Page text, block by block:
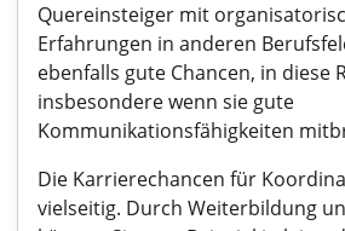
Quereinsteiger mit
Erfahrungen in anderen
ebenfalls gute Chancen, in diese
insbesondere wenn sie gute
Kommunikationsfähigkeiten
Die Karrierechancen für
vielseitig. Durch Weiterbildung